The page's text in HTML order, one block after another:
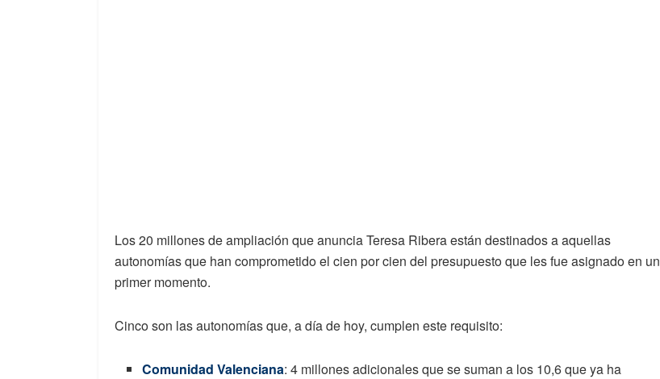
Los 20 millones de ampliación que anuncia Teresa Ribera están destinados a aquellas
autonomías que han comprometido el cien por cien del presupuesto que les fue asignado en un
primer momento.
Cinco son las autonomías que, a día de hoy, cumplen este requisito:
Comunidad Valenciana: 4 millones adicionales que se suman a los 10,6 que ya ha